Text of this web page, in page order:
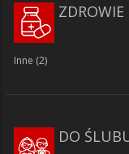
ZDROWIE
Inne (2)
DO